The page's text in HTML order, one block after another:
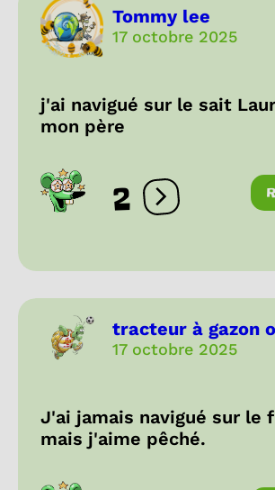
Tommy lee
17 octobre 2025
j'ai navigué sur le sait
mon père
2 Ouvrir les
tracteur à gazon
17 octobre 2025
J'ai jamais navigué sur le
mais j'aime pêché.